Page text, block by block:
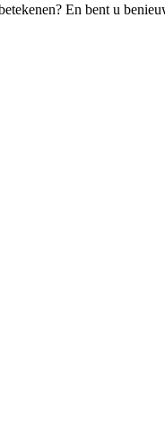
En bent u